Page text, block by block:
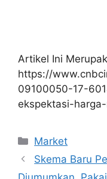
Artikel Ini
https://
09100050-17-
ekspektasi-
Kategori
Market
Skema Baru